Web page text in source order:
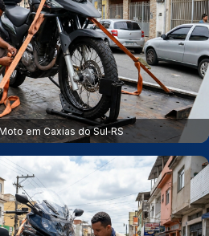
em Caxias do Sul‑RS